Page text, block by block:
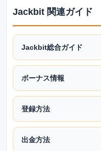
Jackbit 関連ガイド
Jackbit総合ガイド
ボーナス情報
登録方法
出金方法